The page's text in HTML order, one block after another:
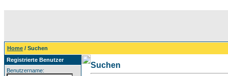
Home / Suchen
Registrierte Benutzer
Benutzername:
Suchen